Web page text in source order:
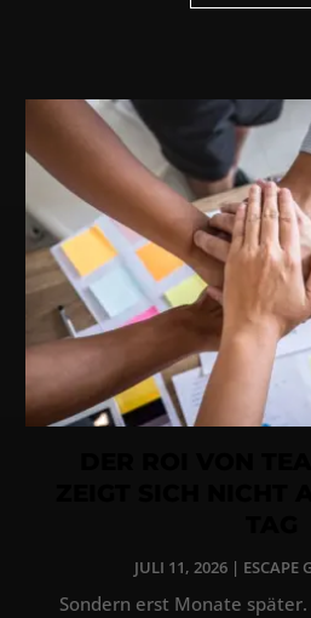
JULI 11, 2026 | ESCAPE
Sondern erst Monate